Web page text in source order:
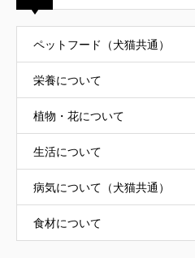
ペットフード（犬猫共通）
栄養について
植物・花について
生活について
病気について（犬猫共通）
食材について